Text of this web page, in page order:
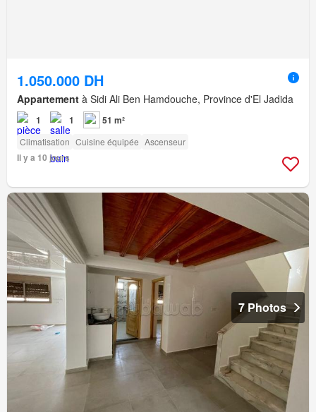
1.050.000 DH
Appartement à Sidi Ali Ben Hamdouche, Province d'El Jadida
1 1 51 m²
Climatisation Cuisine équipée Ascenseur
Il y a 10 jours
7 Photos